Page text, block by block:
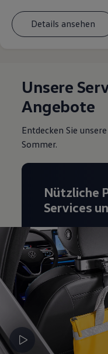
Details ansehen
Unsere
Angebote
Entdecken Sie
Sommer.
Nützliche
Services